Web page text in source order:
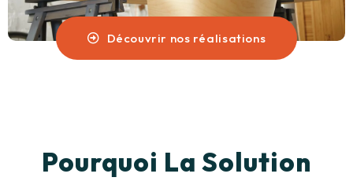
Découvrir nos réalisations
Pourquoi La Solution